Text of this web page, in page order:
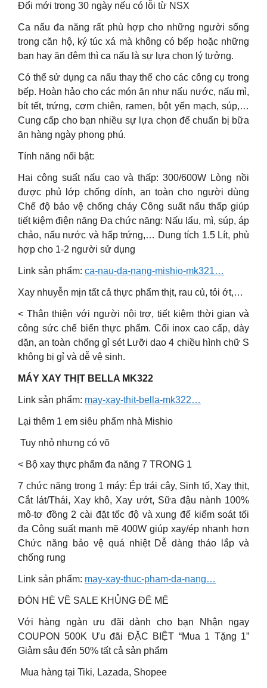
Đổi mới trong 30 ngày nếu có lỗi từ NSX
Ca nấu đa năng rất phù hợp cho những người sống
trong căn hộ, ký túc xá mà không có bếp hoặc những
bạn hay ăn đêm thì ca nấu là sự lựa chọn lý tưởng.
Có thể sử dụng ca nấu thay thế cho các công cụ trong
bếp. Hoàn hảo cho các món ăn như nấu nước, nấu mì,
bít tết, trứng, cơm chiên, ramen, bột yến mạch, súp,…
Cung cấp cho bạn nhiều sự lựa chọn để chuẩn bị bữa
ăn hàng ngày phong phú.
Tính năng nổi bật:
Hai công suất nấu cao và thấp: 300/600W Lòng nồi
được phủ lớp chống dính, an toàn cho người dùng
Chế độ bảo vệ chống cháy Công suất nấu thấp giúp
tiết kiệm điện năng Đa chức năng: Nấu lẩu, mì, súp, áp
chảo, nấu nước và hấp trứng,… Dung tích 1.5 Lít, phù
hợp cho 1-2 người sử dụng
Link sản phẩm: ca-nau-da-nang-mishio-mk321…
Xay nhuyễn mịn tất cả thực phẩm thịt, rau củ, tỏi ớt,…
< Thân thiện với người nội trợ, tiết kiệm thời gian và
công sức chế biến thực phẩm. Cối inox cao cấp, dày
dặn, an toàn chống gỉ sét Lưỡi dao 4 chiều hình chữ S
không bị gỉ và dễ vệ sinh.
MÁY XAY THỊT BELLA MK322
Link sản phẩm: may-xay-thit-bella-mk322…
Lại thêm 1 em siêu phẩm nhà Mishio
️ Tuy nhỏ nhưng có võ
< Bộ xay thực phẩm đa năng 7 TRONG 1 ️
7 chức năng trong 1 máy: Ép trái cây, Sinh tố, Xay thịt,
Cắt lát/Thái, Xay khô, Xay ướt, Sữa đậu nành 100%
mô-tơ đồng 2 cài đặt tốc độ và xung để kiểm soát tối
đa Công suất mạnh mẽ 400W giúp xay/ép nhanh hơn
Chức năng bảo vệ quá nhiệt Dễ dàng tháo lắp và
chống rung
Link sản phẩm: may-xay-thuc-pham-da-nang…
ĐÓN HÈ VỀ SALE KHỦNG ĐÊ MÊ
Với hàng ngàn ưu đãi dành cho bạn Nhận ngay
COUPON 500K Ưu đãi ĐẶC BIỆT “Mua 1 Tặng 1”
Giảm sâu đến 50% tất cả sản phẩm
️ Mua hàng tại Tiki, Lazada, Shopee